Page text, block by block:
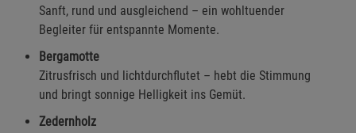
Sanft, rund und ausgleichend – ein wohltuender
Begleiter für entspannte Momente.
Bergamotte
Zitrusfrisch und lichtdurchflutet – hebt die Stimmung
und bringt sonnige Helligkeit ins Gemüt.
Zedernholz